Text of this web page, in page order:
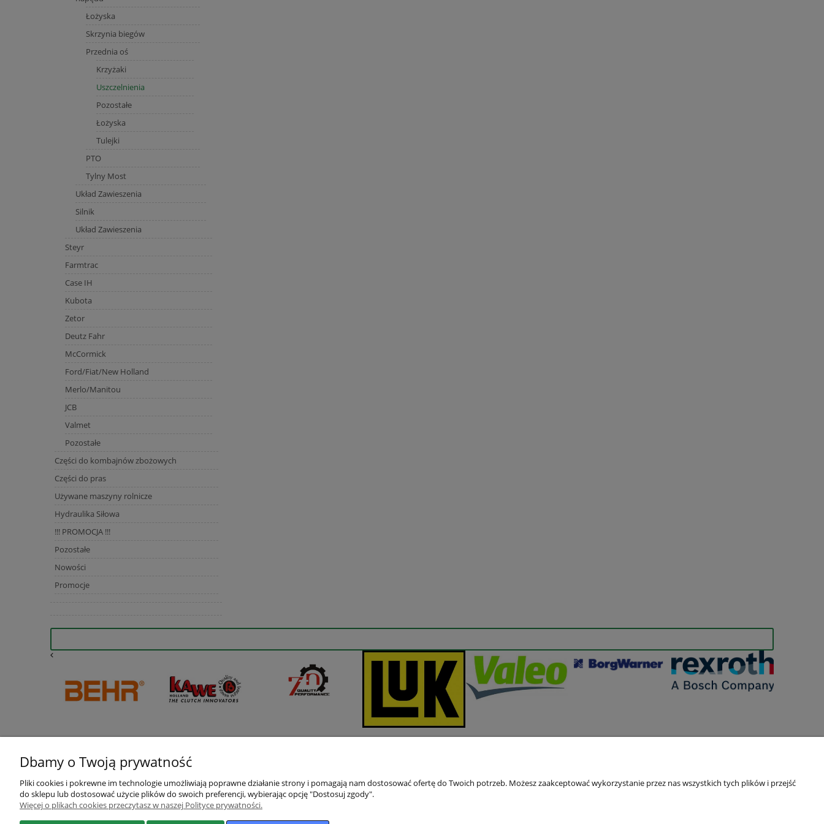
Łożyska
Skrzynia biegów
Przednia oś
Krzyżaki
Uszczelnienia
Pozostałe
Łożyska
Tulejki
PTO
Tylny Most
Układ Zawieszenia
Silnik
Układ Zawieszenia
Steyr
Farmtrac
Case IH
Kubota
Zetor
Deutz Fahr
McCormick
Ford/Fiat/New Holland
Merlo/Manitou
JCB
Valmet
Pozostałe
Części do kombajnów zbożowych
Części do pras
Używane maszyny rolnicze
Hydraulika Siłowa
!!! PROMOCJA !!!
Pozostałe
Nowości
Promocje
Pomoc
Moje konto
Dbamy o Twoją prywatność
Pliki cookies i pokrewne im technologie umożliwiają poprawne działanie strony i pomagają nam dostosować ofertę do Twoich potrzeb. Możesz zaakceptować wykorzystanie przez nas wszystkich tych plików i przejść
do sklepu lub dostosować użycie plików do swoich preferencji, wybierając opcję "Dostosuj zgody".
Więcej o plikach cookies przeczytasz w naszej Polityce prywatności.